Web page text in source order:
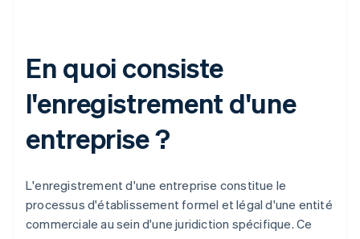
En quoi consiste
l'enregistrement d'une
entreprise ?
L'enregistrement d'une entreprise constitue le
processus d'établissement formel et légal d'une entité
commerciale au sein d'une juridiction spécifique. Ce